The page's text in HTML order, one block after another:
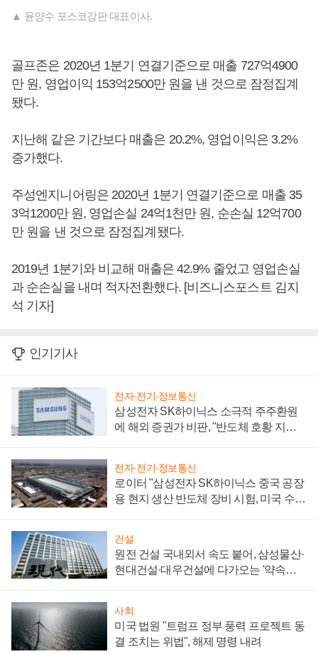
▲ 윤양수 포스코강판 대표이사.
골프존은 2020년 1분기 연결기준으로 매출 727억4900
만 원, 영업이익 153억2500만 원을 낸 것으로 잠정집계
됐다.
지난해 같은 기간보다 매출은 20.2%, 영업이익은 3.2%
증가했다.
주성엔지니어링은 2020년 1분기 연결기준으로 매출 35
3억1200만 원, 영업손실 24억1천만 원, 순손실 12억700
만 원을 낸 것으로 잠정집계됐다.
2019년 1분기와 비교해 매출은 42.9% 줄었고 영업손실
과 순손실을 내며 적자전환했다. [비즈니스포스트 김지
석 기자]
인기기사
전자·전기·정보통신
삼성전자 SK하이닉스 소극적 주주환원
에 해외 증권가 비판, "반도체 호황 지속
전자·전기·정보통신
로이터 "삼성전자 SK하이닉스 중국 공장
용 현지 생산 반도체 장비 시험, 미국 수출
건설
원전 건설 국내외서 속도 붙어, 삼성물산·
현대건설·대우건설에 다가오는 '약속의
사회
미국 법원 "트럼프 정부 풍력 프로젝트 동
결 조치는 위법", 해제 명령 내려